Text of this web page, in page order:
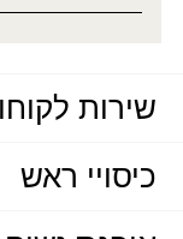
שירות
דרושים
כיסויי ראש